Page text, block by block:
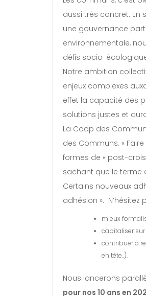
aussi très concret.
une gouvernance
environnementale,
défis socio-
Notre ambition
enjeux complexes
effet la capacité des
solutions justes et
La Coop des
des Communs. «
formes de « post-
sachant que le terme
Certains nouveaux
adhésion ».
mieux
capitaliser
contribuer à
en tête..).
Nous lancerons
pour nos 10 ans en